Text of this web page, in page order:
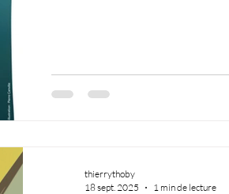
thierrythoby
18 sept. 2025
1 min de lecture